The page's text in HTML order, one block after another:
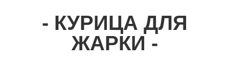
КУРИЦА ДЛЯ
ЖАРКИ